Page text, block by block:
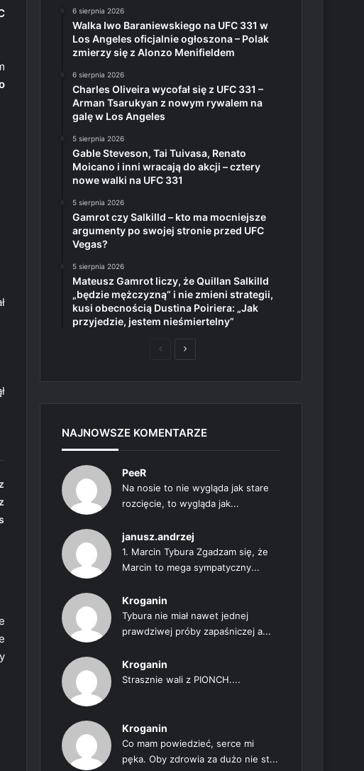
6 sierpnia 2026
Walka Iwo Baraniewskiego na UFC 331 w
Los Angeles oficjalnie ogłoszona – Polak
zmierzy się z Alonzo Menifieldem
6 sierpnia 2026
Charles Oliveira wycofał się z UFC 331 –
Arman Tsarukyan z nowym rywalem na
galę w Los Angeles
5 sierpnia 2026
Gable Steveson, Tai Tuivasa, Renato
Moicano i inni wracają do akcji – cztery
nowe walki na UFC 331
5 sierpnia 2026
Gamrot czy Salkilld – kto ma mocniejsze
argumenty po swojej stronie przed UFC
Vegas?
5 sierpnia 2026
Mateusz Gamrot liczy, że Quillan Salkilld
„będzie mężczyzną” i nie zmieni strategii,
kusi obecnością Dustina Poiriera: „Jak
przyjedzie, jestem nieśmiertelny”
PoprzedniaNastępna
NAJNOWSZE KOMENTARZE
PeeR
Na nosie to nie wygląda jak stare
rozcięcie, to wygląda jak...
janusz.andrzej
1. Marcin Tybura Zgadzam się, że
Marcin to mega sympatyczny...
Kroganin
Tybura nie miał nawet jednej
prawdziwej próby zapaśniczej a...
Kroganin
Strasznie wali z PIONCH....
Kroganin
Co mam powiedzieć, serce mi
pęka. Oby zdrowia za dużo nie st...